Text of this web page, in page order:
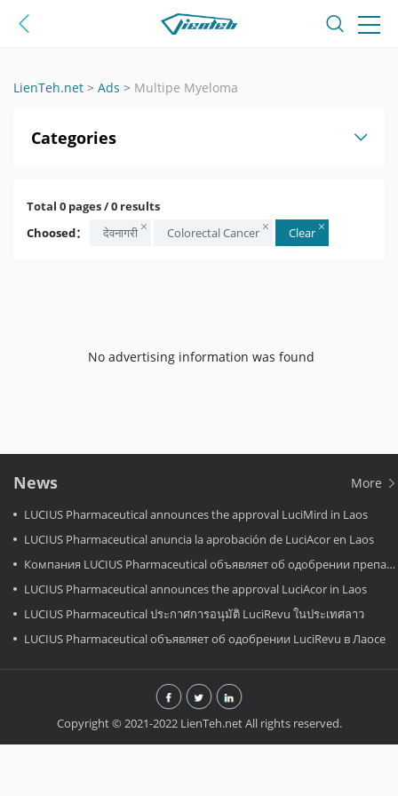
LienTeh.net > Ads > Multipe Myeloma
Categories
Total 0 pages / 0 results
Choosed：
देवनागरी Colorectal Cancer Clear
No advertising information was found
News More
LUCIUS Pharmaceutical announces the approval LuciMird in Laos
LUCIUS Pharmaceutical anuncia la aprobación de LuciAcor en Laos
Компания LUCIUS Pharmaceutical объявляет об одобрении препарата LuciAcor в Лаосе.
LUCIUS Pharmaceutical announces the approval LuciAcor in Laos
LUCIUS Pharmaceutical ประกาศการอนุมัติ LuciRevu ในประเทศลาว
LUCIUS Pharmaceutical объявляет об одобрении LuciRevu в Лаосе
Copyright © 2021-2022 LienTeh.net All rights reserved.